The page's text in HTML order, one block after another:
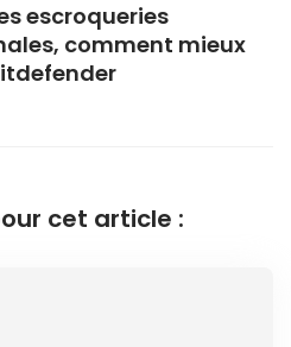
escroqueries
comment mieux
cet article :